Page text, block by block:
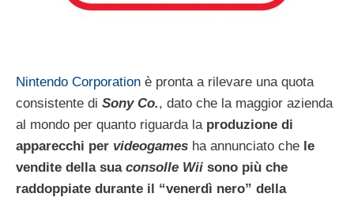
Nintendo Corporation è pronta a rilevare una quota
consistente di Sony Co., dato che la maggior azienda
al mondo per quanto riguarda la produzione di
apparecchi per videogames ha annunciato che le
vendite della sua consolle Wii sono più che
raddoppiate durante il “venerdì nero” della